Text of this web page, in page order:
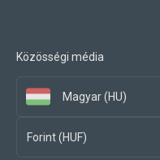
Közösségi média
Magyar (HU)
Forint (HUF)